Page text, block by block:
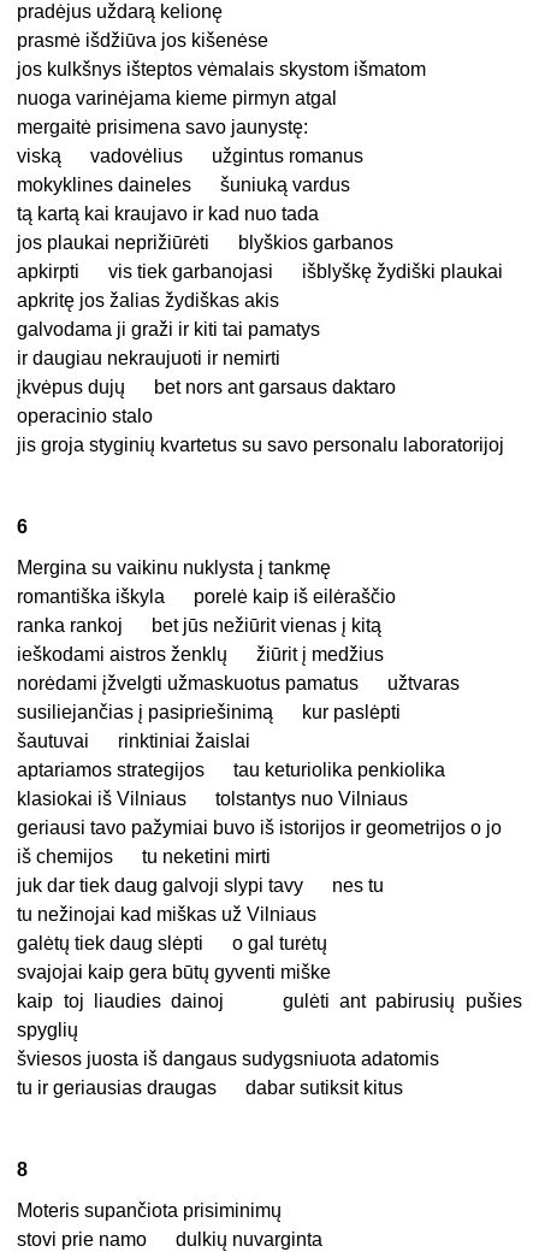
pradėjus uždarą kelionę
prasmė išdžiūva jos kišenėse
jos kulkšnys išteptos vėmalais skystom išmatom
nuoga varinėjama kieme pirmyn atgal
mergaitė prisimena savo jaunystę:
viską vadovėlius užgintus romanus
mokyklines daineles šuniuką vardus
tą kartą kai kraujavo ir kad nuo tada
jos plaukai neprižiūrėti blyškios garbanos
apkirpti vis tiek garbanojasi išblyškę žydiški plaukai
apkritę jos žalias žydiškas akis
galvodama ji graži ir kiti tai pamatys
ir daugiau nekraujuoti ir nemirti
įkvėpus dujų bet nors ant garsaus daktaro
operacinio stalo
jis groja styginių kvartetus su savo personalu laboratorijoj
6
Mergina su vaikinu nuklysta į tankmę
romantiška iškyla porelė kaip iš eilėraščio
ranka rankoj bet jūs nežiūrit vienas į kitą
ieškodami aistros ženklų žiūrit į medžius
norėdami įžvelgti užmaskuotus pamatus užtvaras
susiliejančias į pasipriešinimą kur paslėpti
šautuvai rinktiniai žaislai
aptariamos strategijos tau keturiolika penkiolika
klasiokai iš Vilniaus tolstantys nuo Vilniaus
geriausi tavo pažymiai buvo iš istorijos ir geometrijos o jo
iš chemijos tu neketini mirti
juk dar tiek daug galvoji slypi tavy nes tu
tu nežinojai kad miškas už Vilniaus
galėtų tiek daug slėpti o gal turėtų
svajojai kaip gera būtų gyventi miške
kaip toj liaudies dainoj gulėti ant pabirusių pušies
spyglių
šviesos juosta iš dangaus sudygsniuota adatomis
tu ir geriausias draugas dabar sutiksit kitus
8
Moteris supančiota prisiminimų
stovi prie namo dulkių nuvarginta